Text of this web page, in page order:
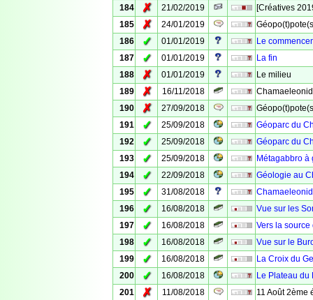
184
✗ 21/02/2019
[Créatives
185
✗ 24/01/2019
186
✓ 01/01/2019
Le
187
✓ 01/01/2019
La fin
188
✗ 01/01/2019
Le milieu
189
✗ 16/11/2018
190
✗ 27/09/2018
191
✓ 25/09/2018
Géoparc du
192
✓ 25/09/2018
Géoparc du
193
✓ 25/09/2018
Métagabbro à
194
✓ 22/09/2018
Géologie au
195
✓ 31/08/2018
196
✓ 16/08/2018
Vue sur les
197
✓ 16/08/2018
Vers la
198
✓ 16/08/2018
Vue sur le
199
✓ 16/08/2018
La Croix du
200
✓ 16/08/2018
Le Plateau du
201
✗ 11/08/2018
11 Août 2ème